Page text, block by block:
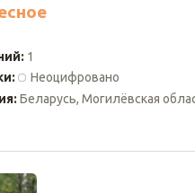
: 1
:
Неоцифровано
: Беларусь, Могилёвская